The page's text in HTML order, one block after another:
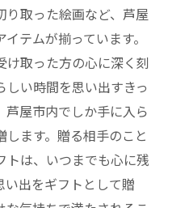
り取った絵画など、芦屋
テムが揃っています。
け取った方の心に深く刻
い時間を思い出すきっ
屋市内でしか手に入ら
ます。贈る相手のこと
トは、いつまでも心に残
い出をギフトとして贈